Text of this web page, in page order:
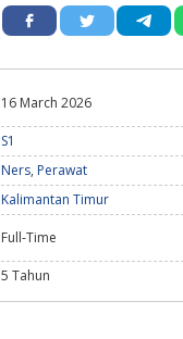
16 March 2026
S1
Ners, Perawat
Kalimantan Timur
Full-Time
5 Tahun